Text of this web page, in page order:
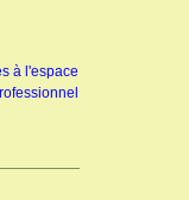
à l'espace